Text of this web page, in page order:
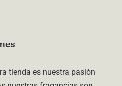
tienda es nuestra pasión